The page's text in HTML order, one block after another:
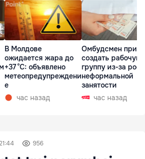
В Молдове
ожидается жара до
+37 °C: объявлено
метеопредупреждени
е
час назад
Омбудсмен
создать рабочую
группу из-за
неформальной
занятости
час назад
956